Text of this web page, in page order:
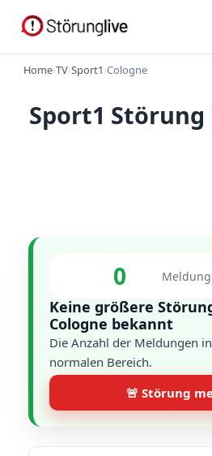
Home›TV›Sport1›Cologne
Sport1 Störung
0
Keine größere
Cologne bekannt
Die Anzahl der Meldungen
normalen Bereich.
🚨 Störung